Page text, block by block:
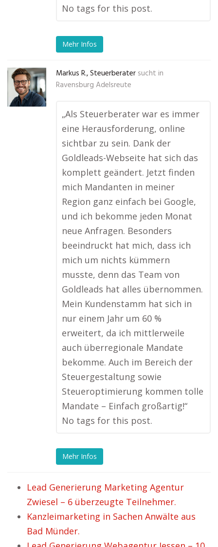
No tags for this post.
Mehr Infos
Markus R., Steuerberater sucht in
Ravensburg Adelsreute
„Als Steuerberater war es immer
eine Herausforderung, online
sichtbar zu sein. Dank der
Goldleads-Webseite hat sich das
komplett geändert. Jetzt finden
mich Mandanten in meiner
Region ganz einfach bei Google,
und ich bekomme jeden Monat
neue Anfragen. Besonders
beeindruckt hat mich, dass ich
mich um nichts kümmern
musste, denn das Team von
Goldleads hat alles übernommen.
Mein Kundenstamm hat sich in
nur einem Jahr um 60 %
erweitert, da ich mittlerweile
auch überregionale Mandate
bekomme. Auch im Bereich der
Steuergestaltung sowie
Steueroptimierung kommen tolle
Mandate – Einfach großartig!“
No tags for this post.
Mehr Infos
Lead Generierung Marketing Agentur
Zwiesel – 6 überzeugte Teilnehmer.
Kanzleimarketing in Sachen Anwälte aus
Bad Münder.